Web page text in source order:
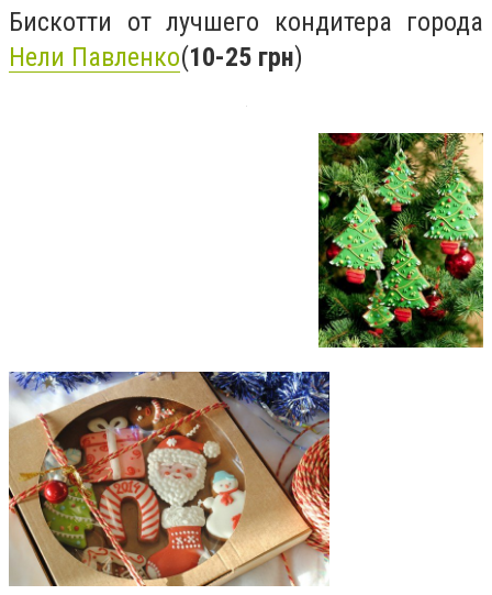
Бискотти от лучшего кондитера города
Нели Павленко(10-25 грн)